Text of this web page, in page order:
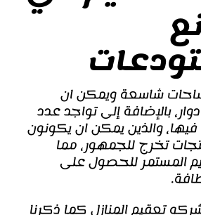
شاسعة ويمكن ان
بالإضافة إلى تواجد عدد
فيها، والذين يمكن ان يكونون
تخرج للجمهور، مما
المستمر للحصول على
تعقيم المنازل كما ذكرنا